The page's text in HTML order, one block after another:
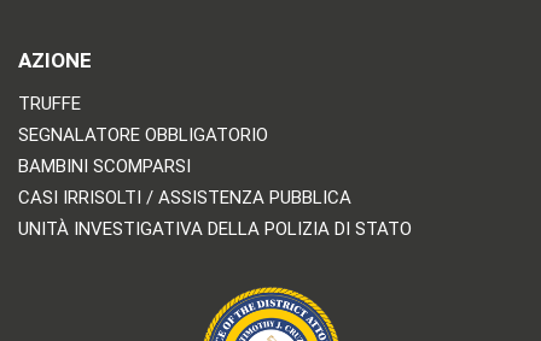
AZIONE
TRUFFE
SEGNALATORE OBBLIGATORIO
BAMBINI SCOMPARSI
CASI IRRISOLTI / ASSISTENZA PUBBLICA
UNITÀ INVESTIGATIVA DELLA POLIZIA DI STATO